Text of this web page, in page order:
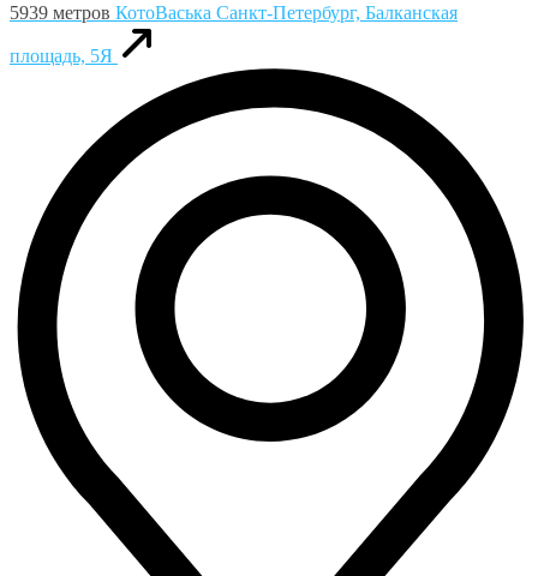
5939 метров КотоВаська Санкт-Петербург, Балканская
площадь, 5Я